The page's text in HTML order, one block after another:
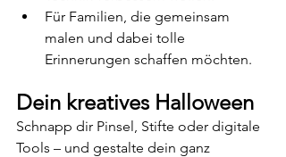
Für Familien, die gemeinsam
malen und dabei tolle
Erinnerungen schaffen möchten.
Dein kreatives Halloween
Schnapp dir Pinsel, Stifte oder digitale
Tools – und gestalte dein ganz